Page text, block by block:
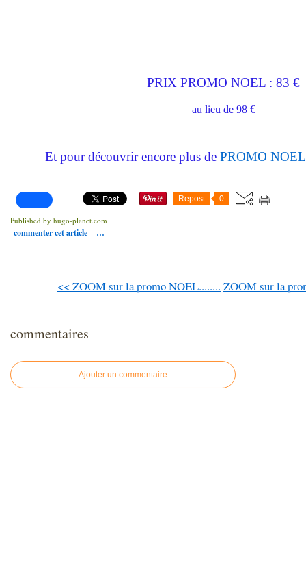
PRIX PROMO NOEL : 83 €
au lieu de 98 €
Et pour découvrir encore plus dePROMO
Repost 0
Published by hugo-planet.com
commenter cet article …
<< ZOOM sur la promo NOEL........ ZOOM sur la
commentaires
Ajouter un commentaire